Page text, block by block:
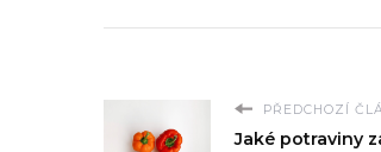
PŘEDCHOZÍ
Jaké potraviny